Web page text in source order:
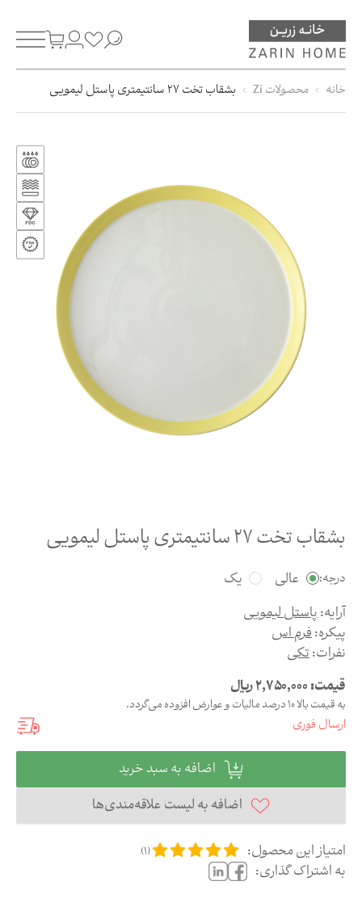
خانه محصولات Zi بشقاب تخت 27 سانتیمتری پاستل لیمویی
بشقاب تخت 27 سانتیمتری پاستل لیمویی
درجه: عالی
یک
آرایه:پاستل لیمویی
پیکره:فرم اس
نفرات:تکی
قیمت:2,750,000ریال
به قیمت بالا 10 درصد مالیات و عوارض افزوده می‌گردد.
ارسال فوری
اضافه به سبد خرید
اضافه به لیست علاقه‌مندی‌ها
امتیاز این محصول:
(
1
)
به اشتراک گذاری: